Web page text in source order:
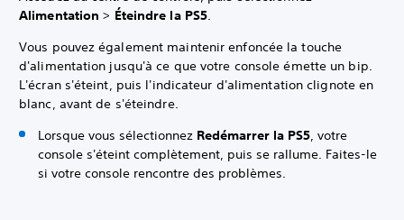
Alimentation > Éteindre la PS5.
Vous pouvez également maintenir enfoncée la touche
d'alimentation jusqu'à ce que votre console émette un bip.
L'écran s'éteint, puis l'indicateur d'alimentation clignote en
blanc, avant de s'éteindre.
Lorsque vous sélectionnez Redémarrer la PS5, votre
console s'éteint complètement, puis se rallume. Faites-le
si votre console rencontre des problèmes.